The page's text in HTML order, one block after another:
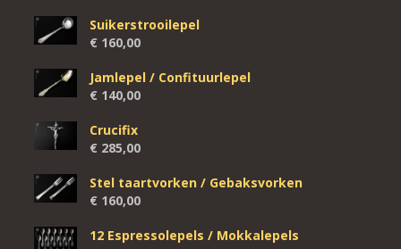
Suikerstrooilepel
€ 160,00
Jamlepel / Confituurlepel
€ 140,00
Crucifix
€ 285,00
Stel taartvorken / Gebaksvorken
€ 160,00
12 Espressolepels / Mokkalepels